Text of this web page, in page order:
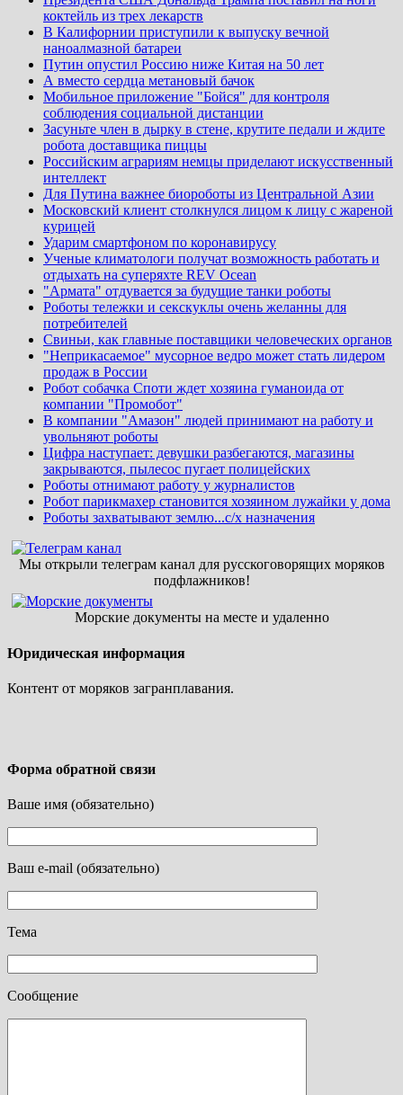
коктейль из трех лекарств
В Калифорнии приступили к выпуску вечной
наноалмазной батареи
Путин опустил Россию ниже Китая на 50 лет
А вместо сердца метановый бачок
Мобильное приложение "Бойся" для контроля
соблюдения социальной дистанции
Засуньте член в дырку в стене, крутите педали и ждите
робота доставщика пиццы
Российским аграриям немцы приделают искусственный
интеллект
Для Путина важнее биороботы из Центральной Азии
Московский клиент столкнулся лицом к лицу с жареной
курицей
Ударим смартфоном по коронавирусу
Ученые климатологи получат возможность работать и
отдыхать на суперяхте REV Ocean
"Армата" отдувается за будущие танки роботы
Роботы тележки и секскуклы очень желанны для
потребителей
Свиньи, как главные поставщики человеческих органов
"Неприкасаемое" мусорное ведро может стать лидером
продаж в России
Робот собачка Споти ждет хозяина гуманоида от
компании "Промобот"
В компании "Амазон" людей принимают на работу и
увольняют роботы
Цифра наступает: девушки разбегаются, магазины
закрываются, пылесос пугает полицейских
Роботы отнимают работу у журналистов
Робот парикмахер становится хозяином лужайки у дома
Роботы захватывают землю...с/х назначения
Мы открыли телеграм канал для русскоговорящих моряков
подфлажников!
Морские документы на месте и удаленно
Юридическая информация
Контент от моряков загранплавания.
Форма обратной связи
Ваше имя (обязательно)
Ваш e-mail (обязательно)
Тема
Сообщение